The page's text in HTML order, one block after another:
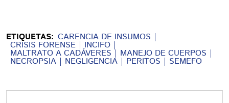
ETIQUETAS: CARENCIA DE INSUMOS
CRISIS FORENSE INCIFO
MALTRATO A CADÁVERES MANEJO DE CUERPOS
NECROPSIA NEGLIGENCIA PERITOS SEMEFO